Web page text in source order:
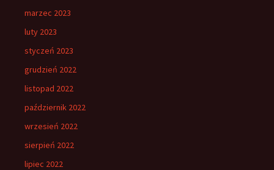
marzec 2023
luty 2023
styczeń 2023
grudzień 2022
listopad 2022
październik 2022
wrzesień 2022
sierpień 2022
lipiec 2022